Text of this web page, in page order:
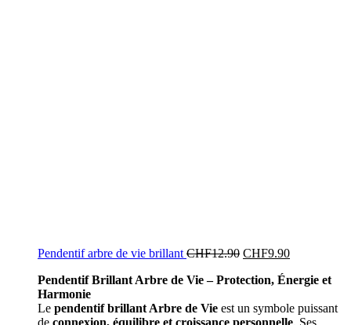
Pendentif arbre de vie brillant CHF12.90 CHF9.90
Pendentif Brillant Arbre de Vie – Protection, Énergie et
Harmonie
Le pendentif brillant Arbre de Vie est un symbole puissant
de connexion, équilibre et croissance personnelle. Ses